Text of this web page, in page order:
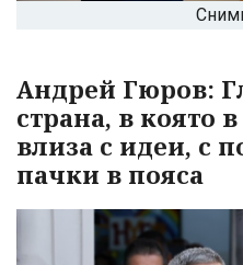
Андрей Гюров:
страна, в която
влиза с идеи, с
пачки в пояса